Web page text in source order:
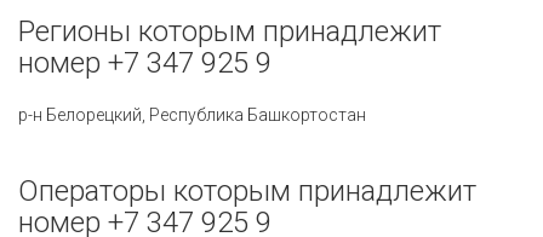
Регионы которым принадлежит
номер +7 347 925 9
р-н Белорецкий, Республика Башкортостан
Операторы которым принадлежит
номер +7 347 925 9